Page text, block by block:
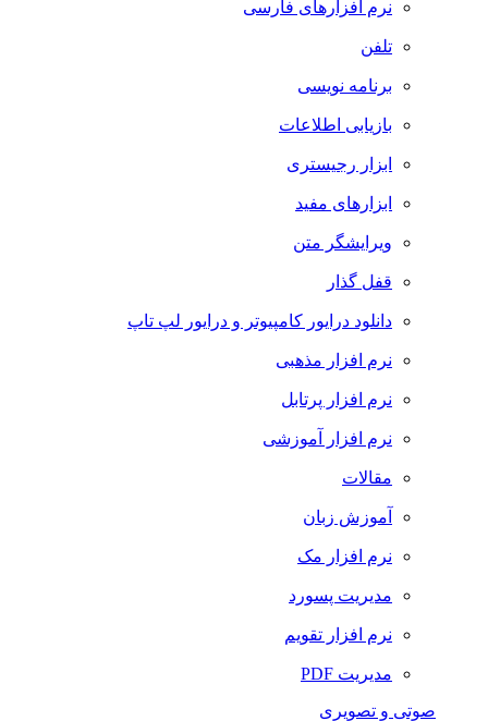
نرم افزارهای فارسی
برنامه نویسی
بازیابی اطلاعات
ابزار رجیستری
ابزارهای مفید
ویرایشگر متن
قفل گذار
دانلود درایور کامپیوتر و درایور لپ تاپ
نرم افزار مذهبی
نرم افزار پرتابل
نرم افزار آموزشی
مقالات
آموزش زبان
نرم افزار مک
مدیریت پسورد
نرم افزار تقویم
مدیریت PDF
و تصویری